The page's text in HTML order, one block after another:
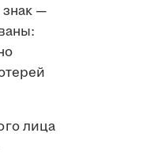
—
лица